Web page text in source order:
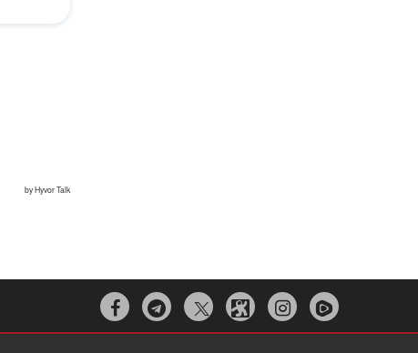
  